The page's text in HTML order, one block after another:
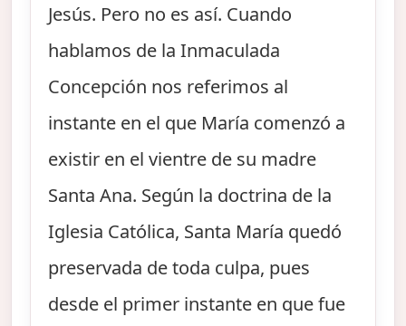
Jesús. Pero no es así. Cuando
hablamos de la Inmaculada
Concepción nos referimos al
instante en el que María comenzó a
existir en el vientre de su madre
Santa Ana. Según la doctrina de la
Iglesia Católica, Santa María quedó
preservada de toda culpa, pues
desde el primer instante en que fue